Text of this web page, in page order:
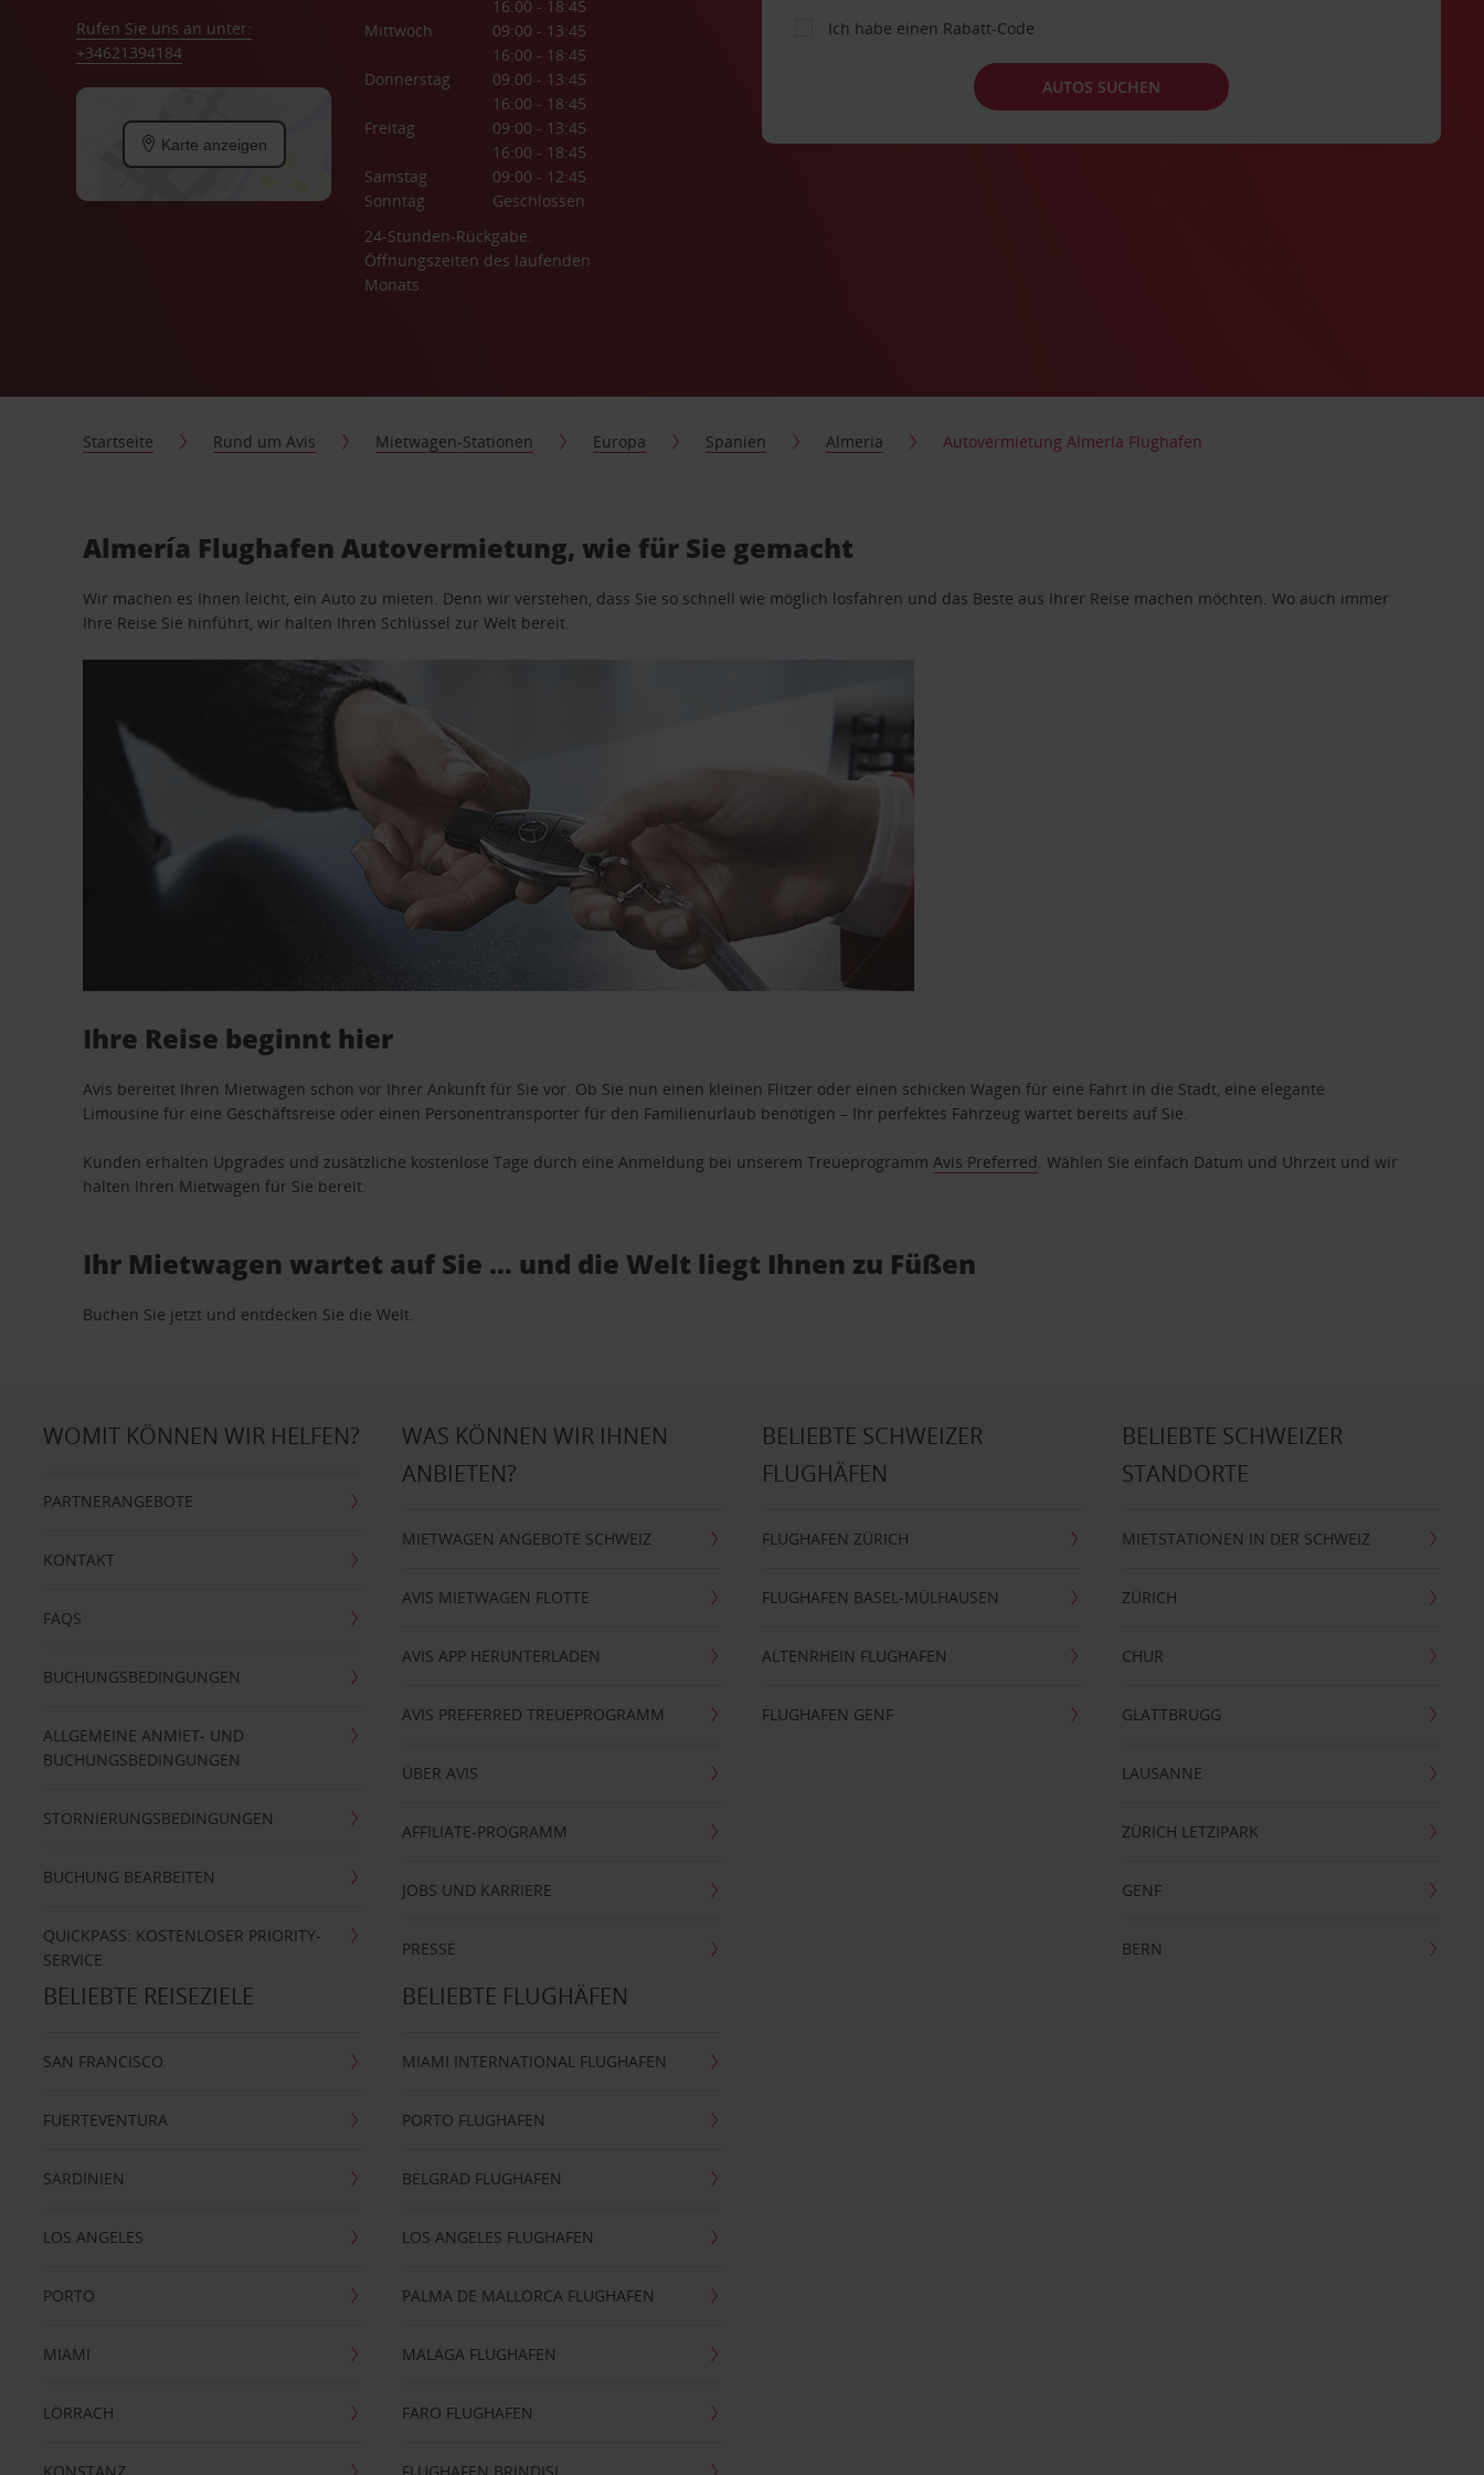
Rufen Sie uns an unter:
+34621394184
Karte anzeigen
16:00 - 18:45
Mittwoch
09:00 - 13:45
16:00 - 18:45
Donnerstag
09:00 - 13:45
16:00 - 18:45
Freitag
09:00 - 13:45
16:00 - 18:45
Samstag
09:00 - 12:45
Sonntag
Geschlossen
24-Stunden-Rückgabe.
Öffnungszeiten des laufenden
Monats.
Ich habe einen Rabatt-Code
AUTOS SUCHEN
Startseite Rund um Avis Mietwagen-Stationen Europa Spanien Almeria Autovermietung Almería Flughafen
Almería Flughafen Autovermietung, wie für Sie gemacht
Wir machen es Ihnen leicht, ein Auto zu mieten. Denn wir verstehen, dass Sie so schnell wie möglich losfahren und das Beste aus Ihrer Reise machen möchten. Wo auch immer
Ihre Reise Sie hinführt, wir halten Ihren Schlüssel zur Welt bereit.
Ihre Reise beginnt hier
Avis bereitet Ihren Mietwagen schon vor Ihrer Ankunft für Sie vor. Ob Sie nun einen kleinen Flitzer oder einen schicken Wagen für eine Fahrt in die Stadt, eine elegante
Limousine für eine Geschäftsreise oder einen Personentransporter für den Familienurlaub benötigen – Ihr perfektes Fahrzeug wartet bereits auf Sie.
Kunden erhalten Upgrades und zusätzliche kostenlose Tage durch eine Anmeldung bei unserem TreueprogrammAvis Preferred. Wählen Sie einfach Datum und Uhrzeit und wir
halten Ihren Mietwagen für Sie bereit.
Ihr Mietwagen wartet auf Sie … und die Welt liegt Ihnen zu Füßen
Buchen Sie jetzt und entdecken Sie die Welt.
WOMIT KÖNNEN WIR HELFEN?
PARTNERANGEBOTE
KONTAKT
FAQS
BUCHUNGSBEDINGUNGEN
ALLGEMEINE ANMIET- UND
BUCHUNGSBEDINGUNGEN
STORNIERUNGSBEDINGUNGEN
BUCHUNG BEARBEITEN
QUICKPASS: KOSTENLOSER PRIORITY-
SERVICE
WAS KÖNNEN WIR IHNEN
ANBIETEN?
MIETWAGEN ANGEBOTE SCHWEIZ
AVIS MIETWAGEN FLOTTE
AVIS APP HERUNTERLADEN
AVIS PREFERRED TREUEPROGRAMM
ÜBER AVIS
AFFILIATE-PROGRAMM
JOBS UND KARRIERE
PRESSE
BELIEBTE SCHWEIZER
FLUGHÄFEN
FLUGHAFEN ZÜRICH
FLUGHAFEN BASEL-MÜLHAUSEN
ALTENRHEIN FLUGHAFEN
FLUGHAFEN GENF
BELIEBTE SCHWEIZER
STANDORTE
MIETSTATIONEN IN DER SCHWEIZ
ZÜRICH
CHUR
GLATTBRUGG
LAUSANNE
ZÜRICH LETZIPARK
GENF
BERN
BELIEBTE REISEZIELE
SAN FRANCISCO
FUERTEVENTURA
SARDINIEN
LOS ANGELES
PORTO
MIAMI
LÖRRACH
BELIEBTE FLUGHÄFEN
MIAMI INTERNATIONAL FLUGHAFEN
PORTO FLUGHAFEN
BELGRAD FLUGHAFEN
LOS ANGELES FLUGHAFEN
PALMA DE MALLORCA FLUGHAFEN
MALAGA FLUGHAFEN
FARO FLUGHAFEN